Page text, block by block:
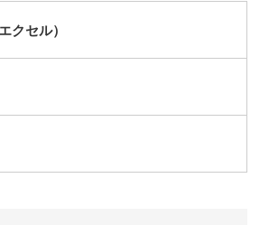
クセル）